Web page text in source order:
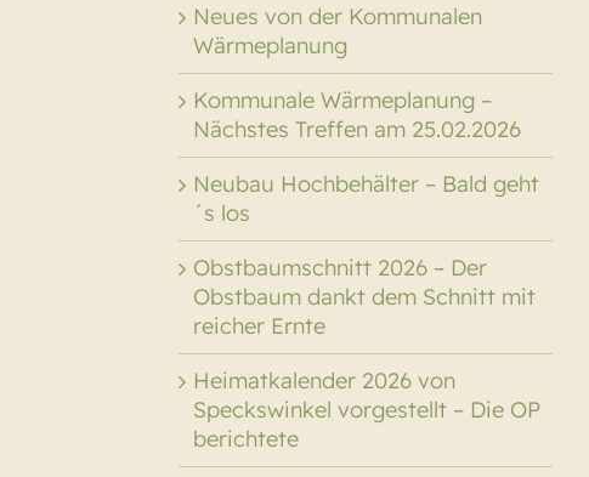
Neues von der Kommunalen
Wärmeplanung
Kommunale Wärmeplanung –
Nächstes Treffen am 25.02.2026
Neubau Hochbehälter – Bald geht
´s los
Obstbaumschnitt 2026 – Der
Obstbaum dankt dem Schnitt mit
reicher Ernte
Heimatkalender 2026 von
Speckswinkel vorgestellt – Die OP
berichtete